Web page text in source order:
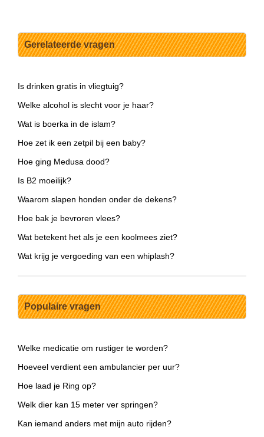
Gerelateerde vragen
Is drinken gratis in vliegtuig?
Welke alcohol is slecht voor je haar?
Wat is boerka in de islam?
Hoe zet ik een zetpil bij een baby?
Hoe ging Medusa dood?
Is B2 moeilijk?
Waarom slapen honden onder de dekens?
Hoe bak je bevroren vlees?
Wat betekent het als je een koolmees ziet?
Wat krijg je vergoeding van een whiplash?
Populaire vragen
Welke medicatie om rustiger te worden?
Hoeveel verdient een ambulancier per uur?
Hoe laad je Ring op?
Welk dier kan 15 meter ver springen?
Kan iemand anders met mijn auto rijden?